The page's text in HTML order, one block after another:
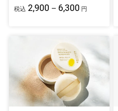
税込 2,900－6,300 円